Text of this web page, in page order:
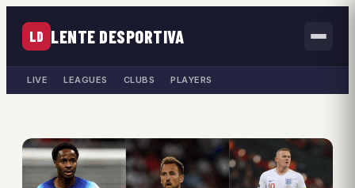
LD LENTE DESPORTIVA
LIVE LEAGUES CLUBS PLAYERS